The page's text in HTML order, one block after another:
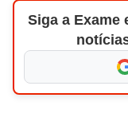
Siga a Exame